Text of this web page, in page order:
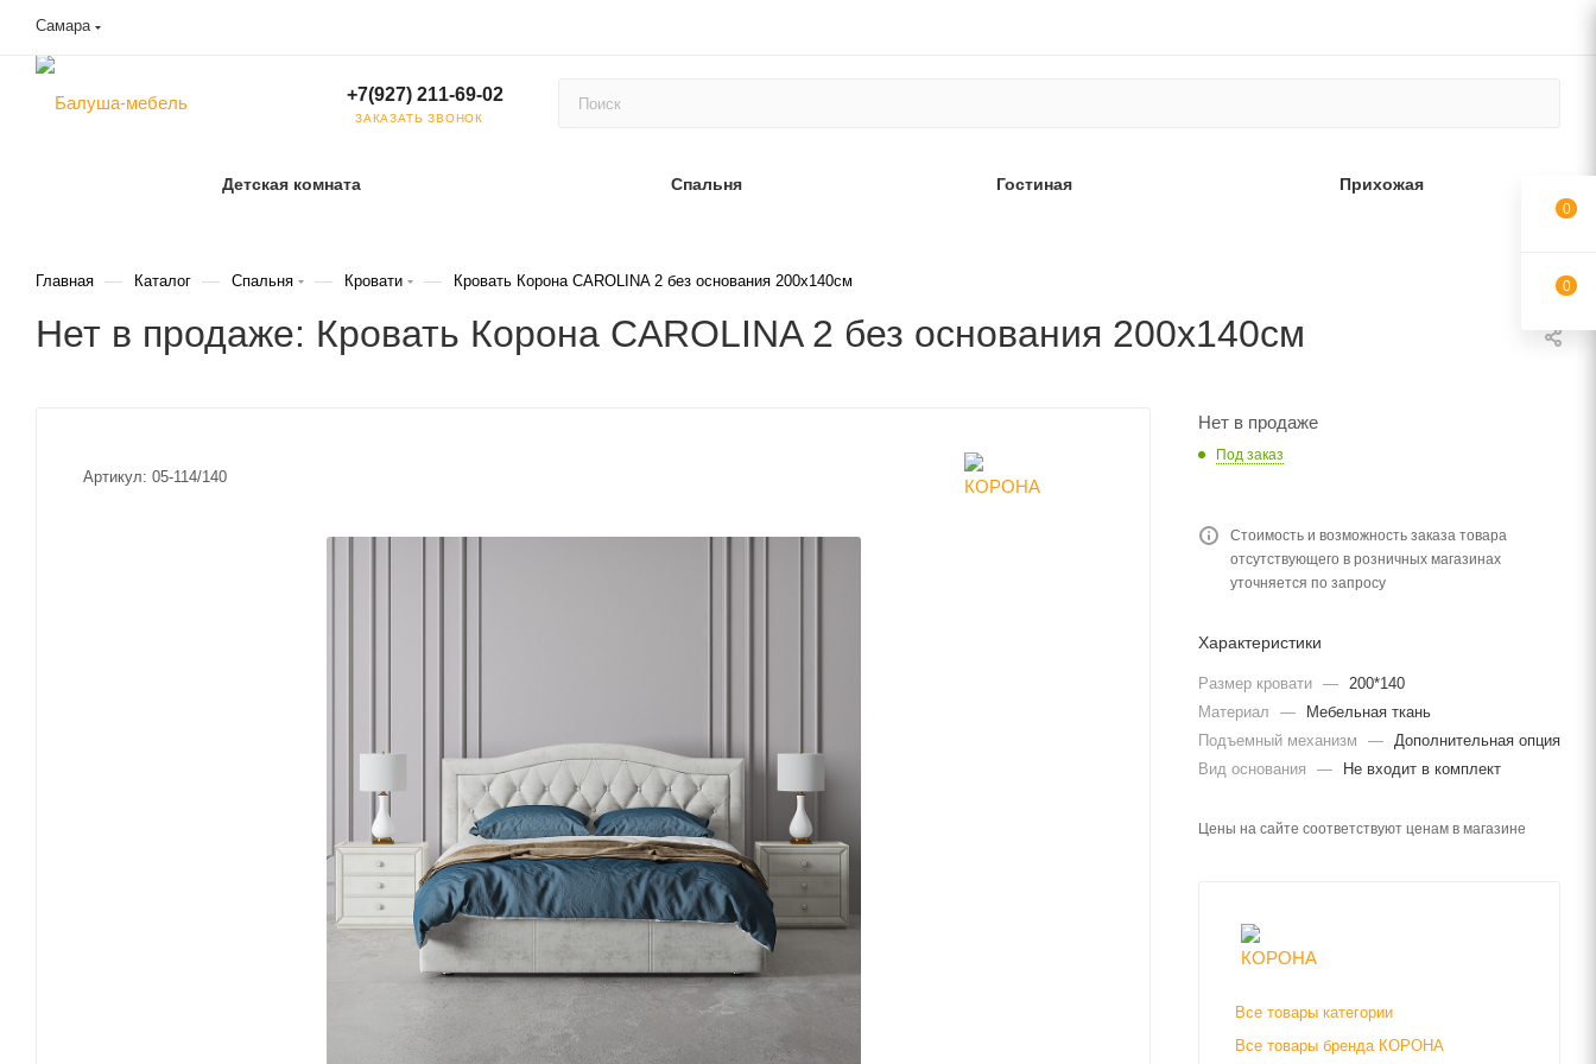
Самара
+7(927) 211-69-02
ЗАКАЗАТЬ ЗВОНОК
Детская комната Спальня Гостиная Прихожая
Главная — Каталог — Спальня — Кровати — Кровать Корона CAROLINA 2 без основания 200х140см
Нет в продаже: Кровать Корона CAROLINA 2 без основания 200х140см
Артикул: 05-114/140
Нет в продаже
Под заказ
Стоимость и возможность заказа товара
отсутствующего в розничных магазинах
уточняется по запросу
Характеристики
Размер кровати —
200*140
Материал
—
Мебельная ткань
Подъемный механизм
—
Дополнительная опция
Вид основания
— Не входит в комплект
Цены на сайте соответствуют ценам в магазине
Все товары категории
Все товары бренда КОРОНА
0
0